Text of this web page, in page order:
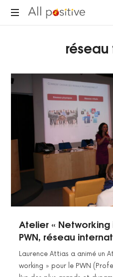
All
Atelier « Networking
PWN, réseau
Laurence Attias a animé un
working » pour le PWN